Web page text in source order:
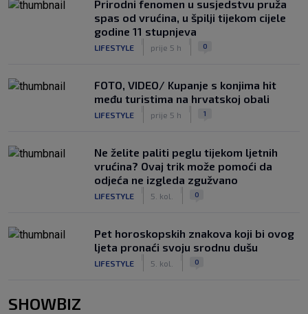
Prirodni fenomen u susjedstvu pruža
spas od vrućina, u špilji tijekom cijele
godine 11 stupnjeva
LIFESTYLE prije 5 h 0
FOTO, VIDEO/ Kupanje s konjima hit
među turistima na hrvatskoj obali
LIFESTYLE prije 5 h 1
Ne želite paliti peglu tijekom ljetnih
vrućina? Ovaj trik može pomoći da
odjeća ne izgleda zgužvano
LIFESTYLE 5. kol. 0
Pet horoskopskih znakova koji bi ovog
ljeta pronaći svoju srodnu dušu
LIFESTYLE 5. kol. 0
SHOWBIZ